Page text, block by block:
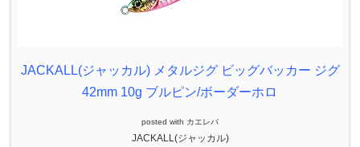
JACKALL(ジャッカル) メタルジグ ビッグバッカー ジグ
42mm 10g ブルピン/ボーダーホロ
posted with カエレバ
JACKALL(ジャッカル)